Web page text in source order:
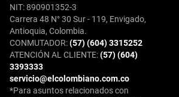
NIT: 890901352-3
Carrera 48 N° 30 Sur - 119, Envigado,
Antioquia, Colombia.
CONMUTADOR:(57) (604) 3315252
ATENCIÓN AL CLIENTE:(57) (604)
3393333
servicio@elcolombiano.com.co
*Para asuntos relacionados con